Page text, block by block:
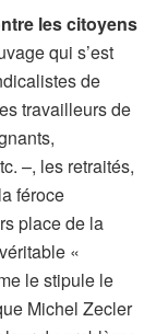
les citoyens
qui s’est
de
travailleurs de
–, les retraités,
féroce
place de la
«
le stipule le
Michel Zecler